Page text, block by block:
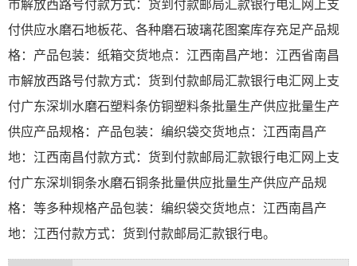
市解放西路号付款方式：货到付款邮局汇款银行电汇网上支
付供应水磨石地板花、各种磨石玻璃花图案库存充足产品规
格：产品包装：纸箱交货地点：江西南昌产地：江西省南昌
市解放西路号付款方式：货到付款邮局汇款银行电汇网上支
付广东深圳水磨石塑料条仿铜塑料条批量生产供应批量生产
供应产品规格：产品包装：编织袋交货地点：江西南昌产
地：江西南昌付款方式：货到付款邮局汇款银行电汇网上支
付广东深圳铜条水磨石铜条批量供应批量生产供应产品规
格：等多种规格产品包装：编织袋交货地点：江西南昌产
地：江西付款方式：货到付款邮局汇款银行电。